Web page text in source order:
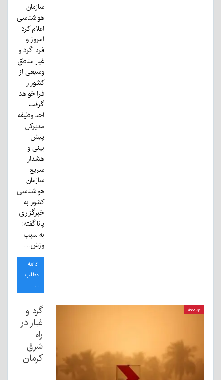
سازمان
هواشناسی
اعلام کرد
امروز و
فردا گرد و
غبار مناطق
وسیعی از
کشور را
فرا خواهد
گرفت.
احد وظیفه
مدیرکل
پیش
بینی و
هشدار
سریع
سازمان
هواشناسی
کشور به
خبرگزاری
پانا گفته:
به سبب
وزش…
ادامه
مطلب
...
جامعه
گرد و
غبار در
راه
شرق
کرمان